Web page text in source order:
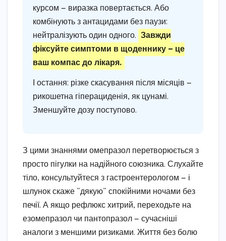
курсом — виразка повертається. Або
комбінують з антацидами без паузи:
нейтралізують один одного. Завжди
фіксуйте симптоми в щоденнику — це
ваш компас до лікаря.
І остання: різке скасування після місяців —
рикошетна гіперациденія, як цунамі.
Зменшуйте дозу поступово.
З цими знаннями омепразол перетворюється з
просто пігулки на надійного союзника. Слухайте
тіло, консультуйтеся з гастроентерологом — і
шлунок скаже “дякую” спокійними ночами без
печії. А якщо рефлюкс хитрий, переходьте на
езомепразол чи пантопразол — сучасніші
аналоги з меншими ризиками. Життя без болю